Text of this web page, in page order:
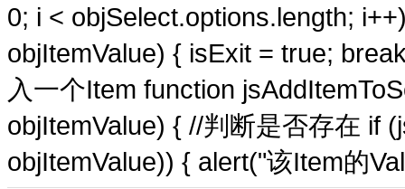
0; i < objSelect.options.length;
objItemValue) { isExit = true;
入一个Item function
objItemValue) { //判断是否存在 if
objItemValue)) { alert("该Item的